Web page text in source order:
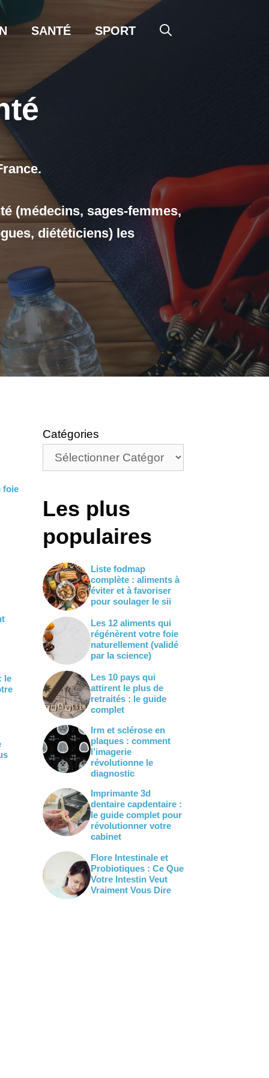
SANTÉ SPORT
(médecins, sages-femmes,
diététiciens) les
foie
le
Catégories
Les plus
populaires
Liste fodmap
complète : aliments à
éviter et à favoriser
pour soulager le sii
Les 12 aliments qui
régénèrent votre foie
naturellement (validé
par la science)
Les 10 pays qui
attirent le plus de
retraités : le guide
complet
Irm et sclérose en
plaques : comment
l’imagerie
révolutionne le
diagnostic
Imprimante 3d
dentaire capdentaire :
le guide complet pour
révolutionner votre
cabinet
Flore Intestinale et
Probiotiques : Ce Que
Votre Intestin Veut
Vraiment Vous Dire